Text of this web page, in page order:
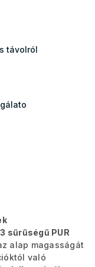
távolról
sűrűségű PUR
alap magasságát
való